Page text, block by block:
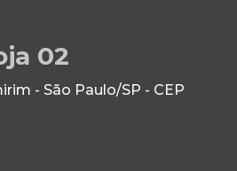
02
- São Paulo/SP - CEP